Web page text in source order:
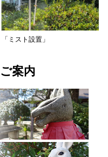
「ミスト設置」
案内